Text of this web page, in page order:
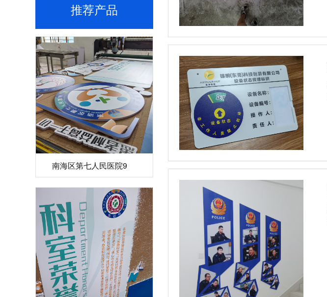
推荐产品
南海区第七人民医院9